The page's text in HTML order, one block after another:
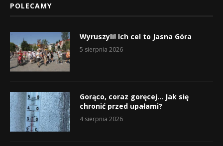
POLECAMY
Wyruszyli! Ich cel to Jasna Góra
5 sierpnia 2026
Gorąco, coraz goręcej… Jak się
chronić przed upałami?
4 sierpnia 2026